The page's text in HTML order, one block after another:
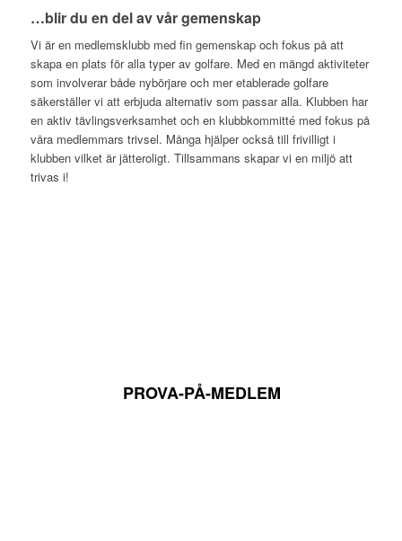
…blir du en del av vår gemenskap
Vi är en medlemsklubb med fin gemenskap och fokus på att
skapa en plats för alla typer av golfare. Med en mängd aktiviteter
som involverar både nybörjare och mer etablerade golfare
säkerställer vi att erbjuda alternativ som passar alla. Klubben har
en aktiv tävlingsverksamhet och en klubbkommitté med fokus på
våra medlemmars trivsel. Många hjälper också till frivilligt i
klubben vilket är jätteroligt. Tillsammans skapar vi en miljö att
trivas i!
PROVA-PÅ-MEDLEM
7 000 KR 1:a ÅRET